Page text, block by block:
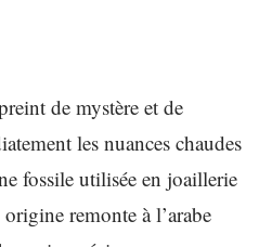
de mystère et de
les nuances chaudes
fossile utilisée en joaillerie
remonte à l’arabe